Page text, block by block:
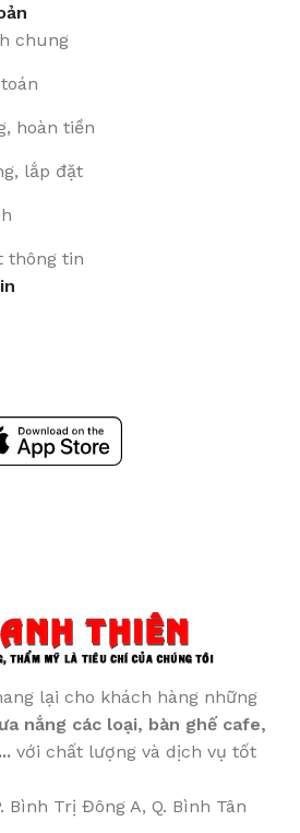
chung
hoàn tiền
lắp đặt
thông tin
lại cho khách hàng những
nắng các loại, bàn ghế cafe,
với chất lượng và dịch vụ tốt
Bình Trị Đông A, Q. Bình Tân